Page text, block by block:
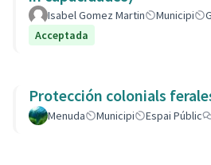
Isabel Gomez Martin Municipi
Acceptada
Protección colonials
Menuda Municipi Espai Públic